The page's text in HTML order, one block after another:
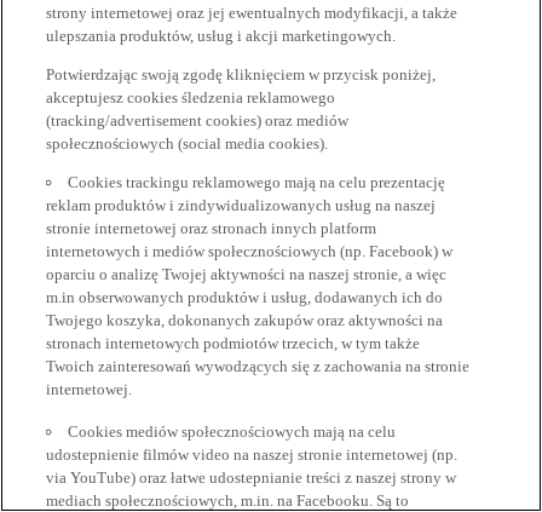
strony internetowej oraz jej ewentualnych modyfikacji, a także
ulepszania produktów, usług i akcji marketingowych.
Potwierdzając swoją zgodę kliknięciem w przycisk poniżej,
akceptujesz cookies śledzenia reklamowego
(tracking/advertisement cookies) oraz mediów
społecznościowych (social media cookies).
Cookies trackingu reklamowego mają na celu prezentację
reklam produktów i zindywidualizowanych usług na naszej
stronie internetowej oraz stronach innych platform
internetowych i mediów społecznościowych (np. Facebook) w
oparciu o analizę Twojej aktywności na naszej stronie, a więc
m.in obserwowanych produktów i usług, dodawanych ich do
Twojego koszyka, dokonanych zakupów oraz aktywności na
stronach internetowych podmiotów trzecich, w tym także
Twoich zainteresowań wywodzących się z zachowania na stronie
internetowej.
Cookies mediów społecznościowych mają na celu
udostepnienie filmów video na naszej stronie internetowej (np.
via YouTube) oraz łatwe udostepnianie treści z naszej strony w
mediach społecznościowych, m.in. na Facebooku. Są to